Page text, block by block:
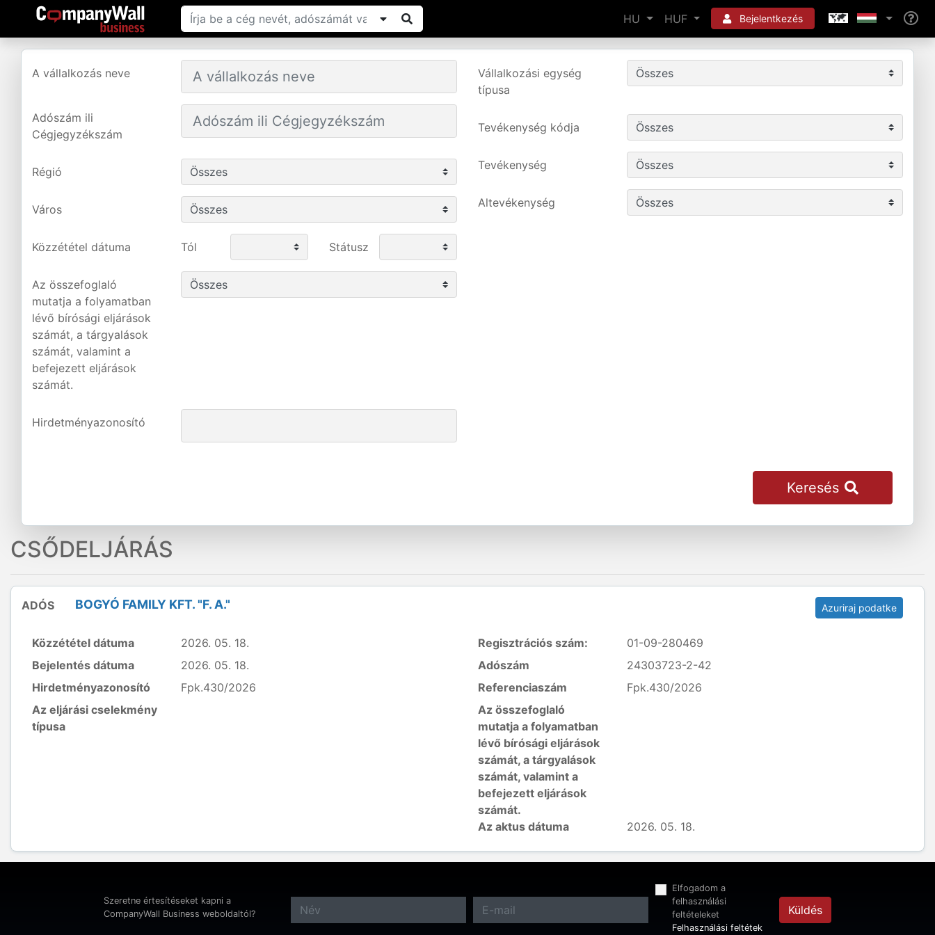
HU HUF Bejelentkezés
A vállalkozás neve
Adószám ili
Cégjegyzékszám
Régió
Város
Vállalkozási egység
típusa
Tevékenység kódja
Tevékenység
Altevékenység
Közzététel dátuma Tól Státusz
Az összefoglaló
mutatja a folyamatban
lévő bírósági eljárások
számát, a tárgyalások
számát, valamint a
befejezett eljárások
számát.
Hirdetményazonosító
Keresés
CSŐDELJÁRÁS
ADÓS BOGYÓ FAMILY KFT. "F. A." Azuriraj podatke
Közzététel dátuma
2026. 05. 18.
Bejelentés dátuma
2026. 05. 18.
Hirdetményazonosító
Fpk.430/2026
Az eljárási cselekmény
típusa
Regisztrációs szám:
01-09-280469
Adószám
24303723-2-42
Referenciaszám
Fpk.430/2026
Az összefoglaló
mutatja a folyamatban
lévő bírósági eljárások
számát, a tárgyalások
számát, valamint a
befejezett eljárások
számát.
Az aktus dátuma
2026. 05. 18.
Szeretne értesítéseket kapni a
CompanyWall Business weboldaltól?
Elfogadom a
felhasználási
feltételeket
Felhasználási feltétek
Küldés